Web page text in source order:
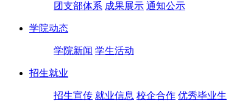
团支部体系 成果展示 通知公示
学院动态
学院新闻 学生活动
招生就业
招生宣传 就业信息 校企合作 优秀毕业生